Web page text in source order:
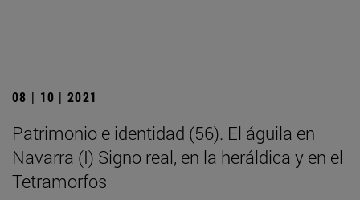
08 | 10 | 2021
Patrimonio e identidad (56). El águila en
Navarra (I) Signo real, en la heráldica y en el
Tetramorfos